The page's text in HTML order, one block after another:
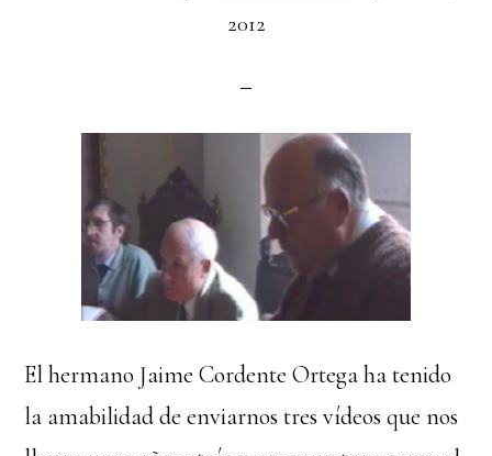
2012
El hermano Jaime Cordente Ortega ha tenido
la amabilidad de enviarnos tres vídeos que nos